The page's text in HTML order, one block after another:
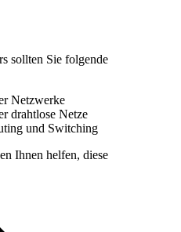
sollten Sie folgende
Netzwerke
drahtlose Netze
und Switching
Ihnen helfen, diese